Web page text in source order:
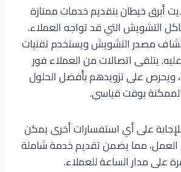
أبرق خيطان بتقديم خدمات ممتازة
التشويش التي قد تواجه العملاء.
مصدر التشويش ويستخدم تقنيات
يتلقى اتصالات من العملاء فور
ويحرص على تزويدهم بأفضل الحلول
الممكنة بوقت قياسي.
على أي استفسارات أخرى يمكن
العمل، مما يضمن تقديم خدمة شاملة
على مدار الساعة للعملاء.